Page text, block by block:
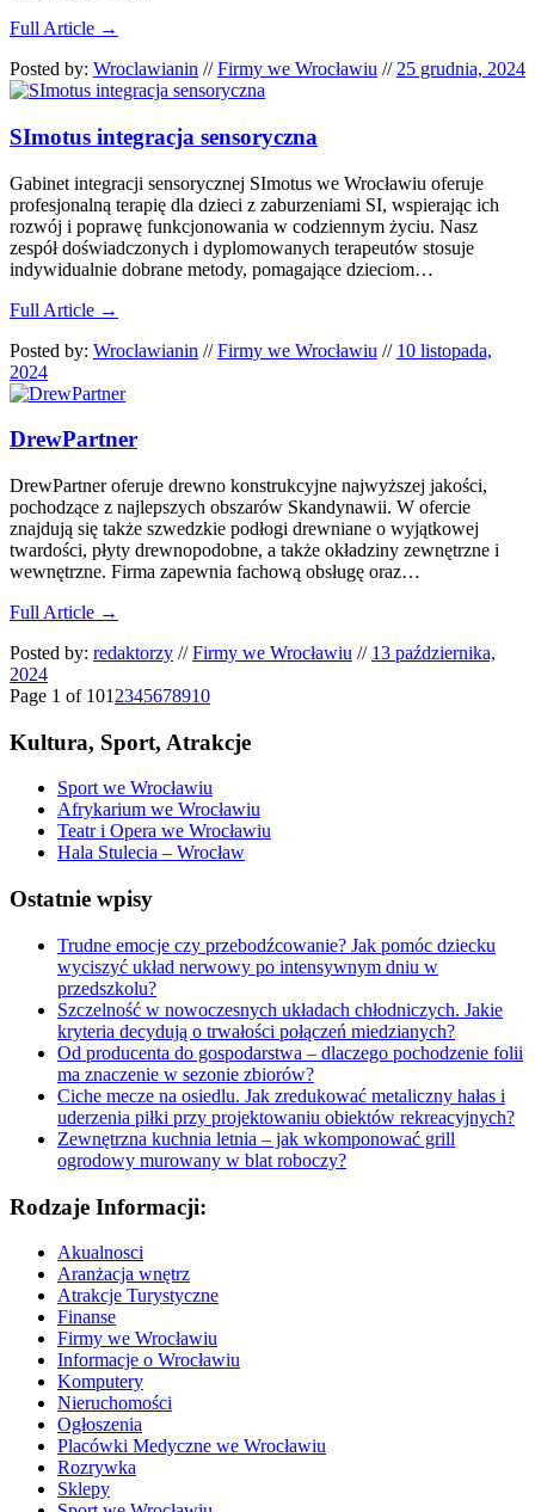
Full Article →
Posted by: Wroclawianin // Firmy we Wrocławiu // 25 grudnia, 2024
SImotus integracja sensoryczna
Gabinet integracji sensorycznej SImotus we Wrocławiu oferuje
profesjonalną terapię dla dzieci z zaburzeniami SI, wspierając ich
rozwój i poprawę funkcjonowania w codziennym życiu. Nasz
zespół doświadczonych i dyplomowanych terapeutów stosuje
indywidualnie dobrane metody, pomagające dzieciom…
Full Article →
Posted by: Wroclawianin // Firmy we Wrocławiu // 10 listopada,
2024
DrewPartner
DrewPartner oferuje drewno konstrukcyjne najwyższej jakości,
pochodzące z najlepszych obszarów Skandynawii. W ofercie
znajdują się także szwedzkie podłogi drewniane o wyjątkowej
twardości, płyty drewnopodobne, a także okładziny zewnętrzne i
wewnętrzne. Firma zapewnia fachową obsługę oraz…
Full Article →
Posted by: redaktorzy // Firmy we Wrocławiu // 13 października,
2024
Page 1 of 101 2345678910
Kultura, Sport, Atrakcje
Sport we Wrocławiu
Afrykarium we Wrocławiu
Teatr i Opera we Wrocławiu
Hala Stulecia – Wrocław
Ostatnie wpisy
Trudne emocje czy przebodźcowanie? Jak pomóc dziecku
wyciszyć układ nerwowy po intensywnym dniu w
przedszkolu?
Szczelność w nowoczesnych układach chłodniczych. Jakie
kryteria decydują o trwałości połączeń miedzianych?
Od producenta do gospodarstwa – dlaczego pochodzenie folii
ma znaczenie w sezonie zbiorów?
Ciche mecze na osiedlu. Jak zredukować metaliczny hałas i
uderzenia piłki przy projektowaniu obiektów rekreacyjnych?
Zewnętrzna kuchnia letnia – jak wkomponować grill
ogrodowy murowany w blat roboczy?
Rodzaje Informacji:
Akualnosci
Aranżacja wnętrz
Atrakcje Turystyczne
Finanse
Firmy we Wrocławiu
Informacje o Wrocławiu
Komputery
Nieruchomości
Ogłoszenia
Placówki Medyczne we Wrocławiu
Rozrywka
Sklepy